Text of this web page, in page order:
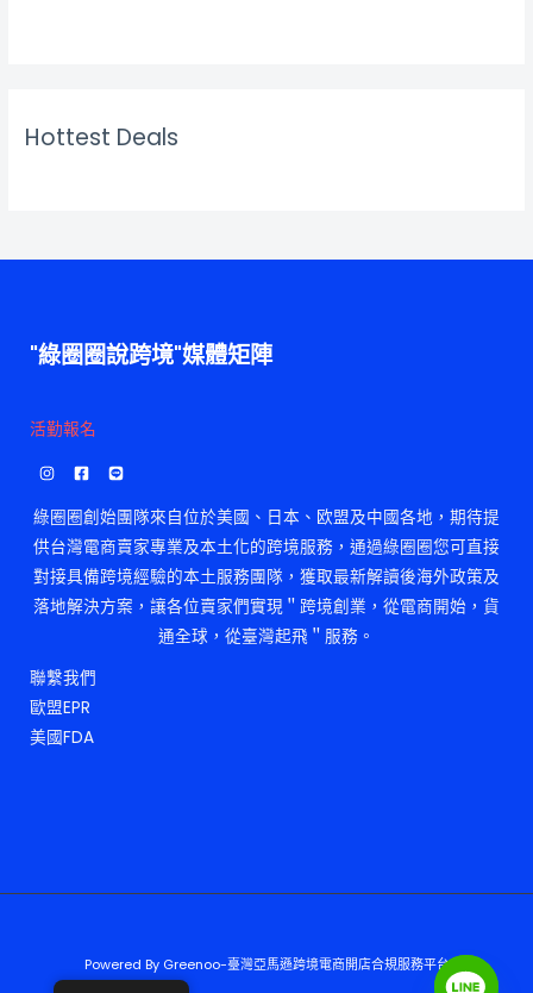
Hottest Deals
"綠圈圈說跨境"媒體矩陣
活勤報名
綠圈圈創始團隊來自位於美國、日本、欧盟及中國各地，期待提
供台灣電商賣家專業及本土化的跨境服務，通過綠圈圈您可直接
對接具備跨境經驗的本土服務團隊，獲取最新解讀後海外政策及
落地解決方案，讓各位賣家們實現＂跨境創業，從電商開始，貨
通全球，從臺灣起飛＂服務。
聯繫我們
歐盟EPR
美國FDA
Powered By Greenoo-臺灣亞馬遜跨境電商開店合規服務平台